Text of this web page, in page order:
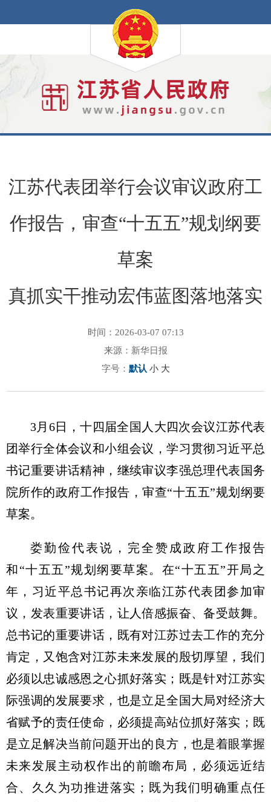
江苏代表团举行会议审议政府工
作报告，审查“十五五”规划纲要
草案
真抓实干推动宏伟蓝图落地落实
时间：2026-03-07 07:13
来源：新华日报
字号： 默认 小 大
3月6日，十四届全国人大四次会议江苏代表
团举行全体会议和小组会议，学习贯彻习近平总
书记重要讲话精神，继续审议李强总理代表国务
院所作的政府工作报告，审查“十五五”规划纲要
草案。
娄勤俭代表说，完全赞成政府工作报告
和“十五五”规划纲要草案。在“十五五”开局之
年，习近平总书记再次亲临江苏代表团参加审
议，发表重要讲话，让人倍感振奋、备受鼓舞。
总书记的重要讲话，既有对江苏过去工作的充分
肯定，又饱含对江苏未来发展的殷切厚望，我们
必须以忠诚感恩之心抓好落实；既是针对江苏实
际强调的发展要求，也是立足全国大局对经济大
省赋予的责任使命，必须提高站位抓好落实；既
是立足解决当前问题开出的良方，也是着眼掌握
未来发展主动权作出的前瞻布局，必须远近结
合、久久为功推进落实；既为我们明确重点任